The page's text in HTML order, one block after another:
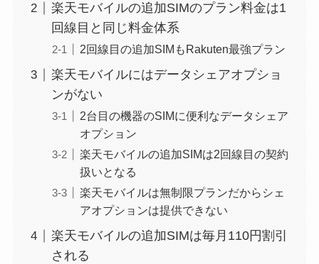
楽天モバイルの追加SIMのプラン料金は1
回線目と同じ料金体系
2回線目の追加SIMもRakuten最強プラン
楽天モバイルにはデータシェアオプショ
ンがない
2台目の機器のSIMに便利なデータシェア
オプション
楽天モバイルの追加SIMは2回線目の契約
扱いとなる
楽天モバイルは無制限プランだからシェ
アオプションは提供できない
楽天モバイルの追加SIMは毎月110円割引
される